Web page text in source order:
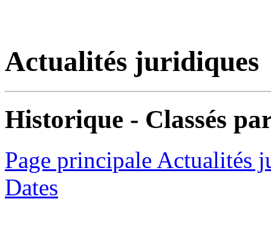
Actualités juridiques
Historique - Classés
Page principale Actualités
Dates